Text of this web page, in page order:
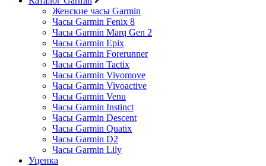
Женские часы Garmin
Часы Garmin Fenix 8
Часы Garmin Marq Gen 2
Часы Garmin Epix
Часы Garmin Forerunner
Часы Garmin Tactix
Часы Garmin Vivomove
Часы Garmin Vivoactive
Часы Garmin Venu
Часы Garmin Instinct
Часы Garmin Descent
Часы Garmin Quatix
Часы Garmin D2
Часы Garmin Lily
Уценка